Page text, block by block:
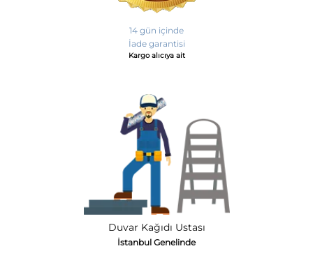
14 gün içinde
İade garantisi
Kargo alıcıya ait
Duvar Kağıdı Ustası
İstanbul Genelinde